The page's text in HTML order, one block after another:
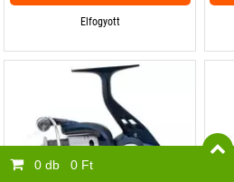
Elfogyott
0 db 0 Ft